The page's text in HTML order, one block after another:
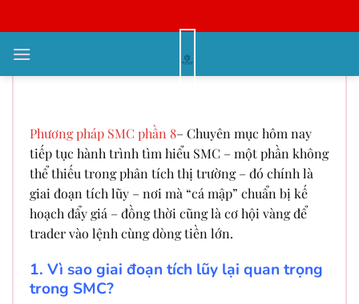
qua
nội
Phương pháp SMC phần 8 – Giai
Phương pháp SMC phần 8–Chuyên mục hôm nay
tiếp tục hành trình tìm hiểu SMC – một phần không
thể thiếu trong phân tích thị trường – đó chính là
giai đoạn tích lũy – nơi mà “cá mập” chuẩn bị kế
hoạch đẩy giá – đồng thời cũng là cơ hội vàng để
trader vào lệnh cùng dòng tiền lớn.
1. Vì sao giai đoạn tích lũy lại quan trọng
trong SMC?